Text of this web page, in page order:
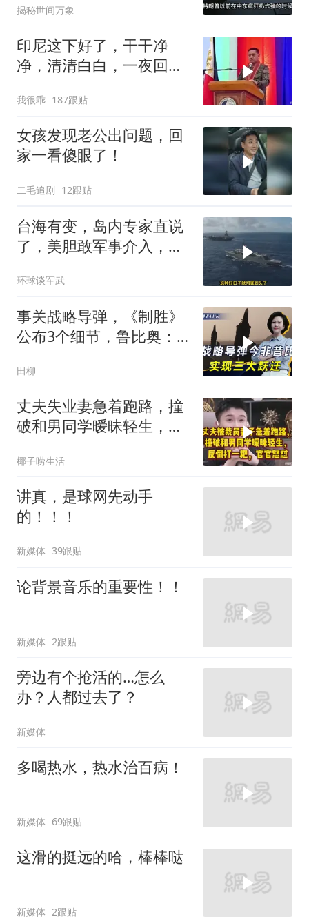
揭秘世间万象
印尼这下好了，干干净
净，清清白白，一夜回到
我很乖 187跟贴
女孩发现老公出问题，回
家一看傻眼了！
二毛追剧 12跟贴
台海有变，岛内专家直说
了，美胆敢军事介入，战
环球谈军武
事关战略导弹，《制胜》
公布3个细节，鲁比奥：
田柳
丈夫失业妻急着跑路，撞
破和男同学暧昧轻生，反
椰子唠生活
讲真，是球网先动手
的！！！
新媒体 39跟贴
论背景音乐的重要性！！
新媒体 2跟贴
旁边有个抢活的…怎么
办？人都过去了？
新媒体
多喝热水，热水治百病！
新媒体 69跟贴
这滑的挺远的哈，棒棒哒
新媒体 2跟贴